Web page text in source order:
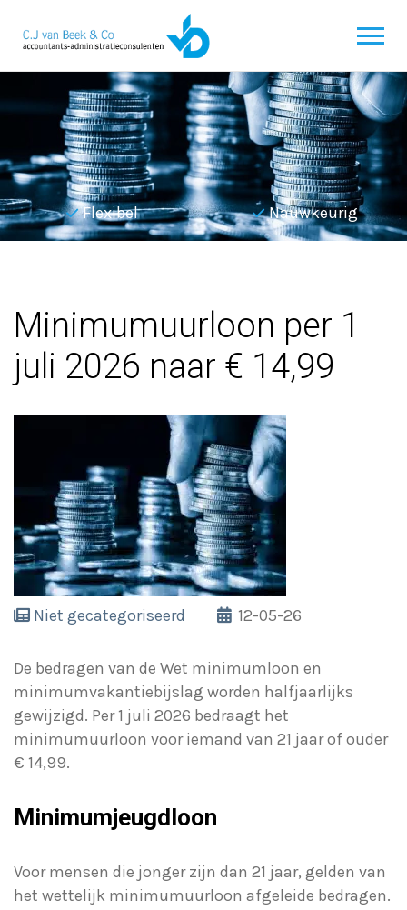
Flexibel Nauwkeurig
Minimumuurloon per 1
juli 2026 naar € 14,99
Niet gecategoriseerd 12-05-26
De bedragen van de Wet minimumloon en
minimumvakantiebijslag worden halfjaarlijks
gewijzigd. Per 1 juli 2026 bedraagt het
minimumuurloon voor iemand van 21 jaar of ouder
€ 14,99.
Minimumjeugdloon
Voor mensen die jonger zijn dan 21 jaar, gelden van
het wettelijk minimumuurloon afgeleide bedragen.